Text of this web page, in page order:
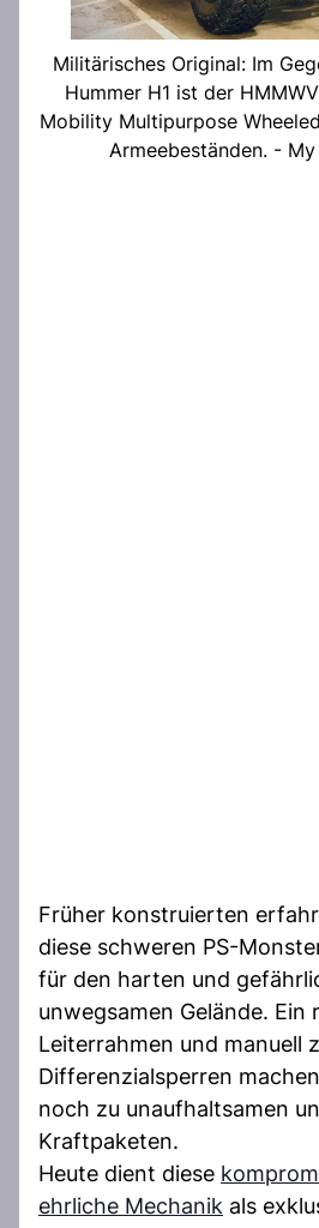
Militärisches Original: Im
Hummer H1 ist der
Mobility Multipurpose
Armeebeständen. -
Früher konstruierten
diese schweren PS-
für den harten und
unwegsamen Gelände. Ein
Leiterrahmen und manuell
Differenzialsperren
noch zu unaufhaltsamen
Kraftpaketen.
Heute dient diese
ehrliche Mechanik als